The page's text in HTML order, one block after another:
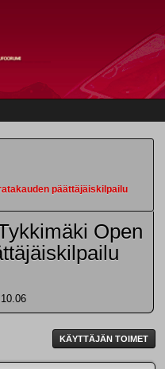
päättäjäiskilpailu
Open
KÄYTTÄJÄN TOIMET